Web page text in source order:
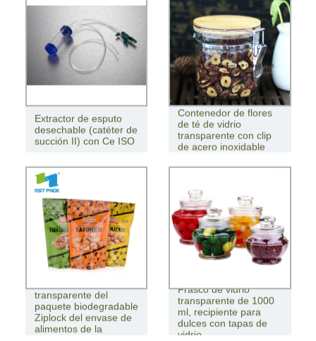
Extractor de esputo
desechable (catéter de
succión II) con Ce ISO
Contenedor de flores
de té de vidrio
transparente con clip
de acero inoxidable
transparente del
paquete biodegradable
Ziplock del envase de
alimentos de la
Frasco de vidrio
transparente de 1000
ml, recipiente para
dulces con tapas de
vidrio